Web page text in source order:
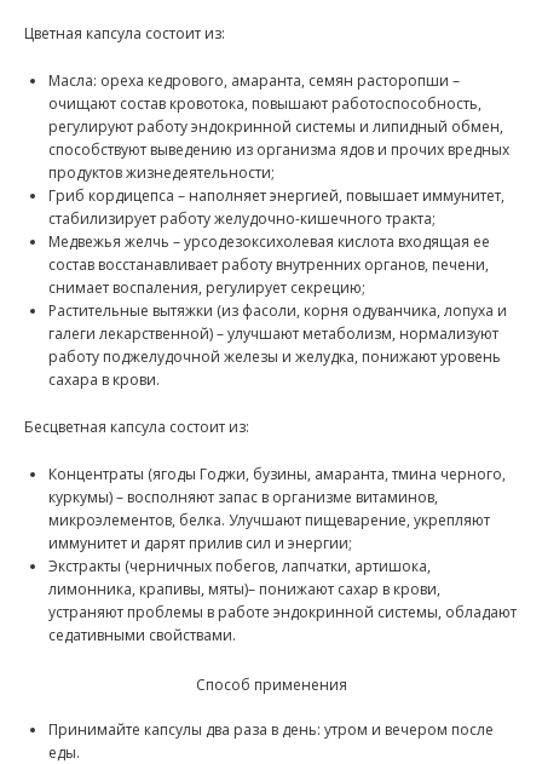
Цветная капсула состоит из:
Масла: ореха кедрового, амаранта, семян расторопши –
очищают состав кровотока, повышают работоспособность,
регулируют работу эндокринной системы и липидный обмен,
способствуют выведению из организма ядов и прочих вредных
продуктов жизнедеятельности;
Гриб кордицепса – наполняет энергией, повышает иммунитет,
стабилизирует работу желудочно-кишечного тракта;
Медвежья желчь – урсодезоксихолевая кислота входящая ее
состав восстанавливает работу внутренних органов, печени,
снимает воспаления, регулирует секрецию;
Растительные вытяжки (из фасоли, корня одуванчика, лопуха и
галеги лекарственной) – улучшают метаболизм, нормализуют
работу поджелудочной железы и желудка, понижают уровень
сахара в крови.
Бесцветная капсула состоит из:
Концентраты (ягоды Годжи, бузины, амаранта, тмина черного,
куркумы) – восполняют запас в организме витаминов,
микроэлементов, белка. Улучшают пищеварение, укрепляют
иммунитет и дарят прилив сил и энергии;
Экстракты (черничных побегов, лапчатки, артишока,
лимонника, крапивы, мяты)– понижают сахар в крови,
устраняют проблемы в работе эндокринной системы, обладают
седативными свойствами.
Способ применения
Принимайте капсулы два раза в день: утром и вечером после
еды.